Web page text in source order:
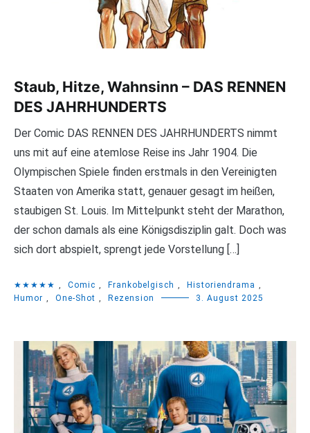
Staub, Hitze, Wahnsinn – DAS RENNEN
DES JAHRHUNDERTS
Der Comic DAS RENNEN DES JAHRHUNDERTS nimmt
uns mit auf eine atemlose Reise ins Jahr 1904. Die
Olympischen Spiele finden erstmals in den Vereinigten
Staaten von Amerika statt, genauer gesagt im heißen,
staubigen St. Louis. Im Mittelpunkt steht der Marathon,
der schon damals als eine Königsdisziplin galt. Doch was
sich dort abspielt, sprengt jede Vorstellung […]
★★★★★ , Comic , Frankobelgisch , Historiendrama ,
Humor , One-Shot , Rezension 3. August 2025